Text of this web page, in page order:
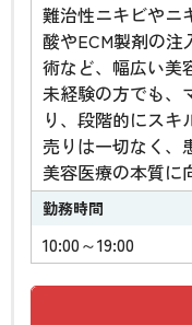
難治性ニキビやニ
酸やECM製剤の
術など、幅広い美
未経験の方でも、
り、段階的にスキ
売りは一切なく、
美容医療の本質に
勤務時間
10:00～19:00